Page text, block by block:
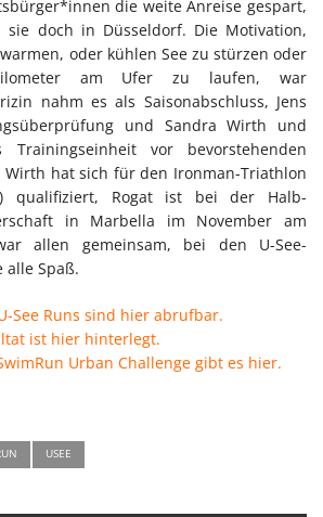
die weite Anreise gespart,
doch in Düsseldorf. Die Motivation,
oder kühlen See zu stürzen oder
am Ufer zu laufen, war
nahm es als Saisonabschluss, Jens
und Sandra Wirth und
Trainingseinheit vor bevorstehenden
Wirth hat sich für den Ironman-Triathlon
qualifiziert, Rogat ist bei der Halb-
in Marbella im November am
allen gemeinsam, bei den U-See-
alle Spaß.
See Runs sind hier abrufbar.
ist hier hinterlegt.
Urban Challenge gibt es hier.
USEE